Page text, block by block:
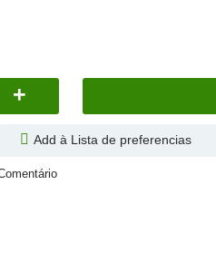
+
Add à Lista de preferencias